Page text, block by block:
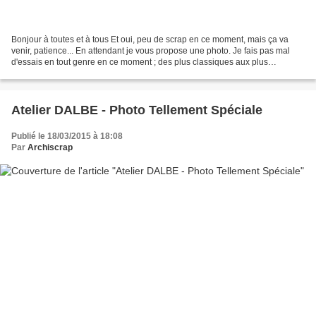
Bonjour à toutes et à tous Et oui, peu de scrap en ce moment, mais ça va
venir, patience... En attendant je vous propose une photo. Je fais pas mal
d'essais en tout genre en ce moment ; des plus classiques aux plus
Atelier DALBE - Photo Tellement Spéciale
Publié le 18/03/2015 à 18:08
Par Archiscrap